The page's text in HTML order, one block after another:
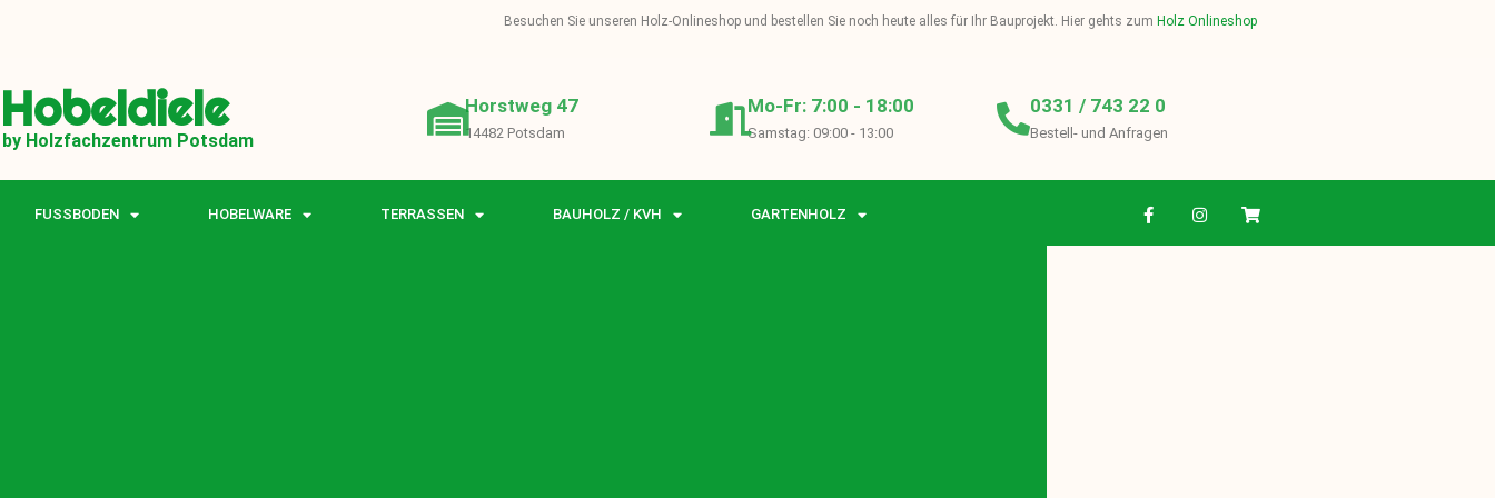
Besuchen Sie unseren Holz-Onlineshop und bestellen Sie noch heute alles für Ihr Bauprojekt. Hier gehts zum Holz Onlineshop
Hobeldiele
by Holzfachzentrum Potsdam
Horstweg 47
14482 Potsdam
Mo-Fr: 7:00 - 18:00
Samstag: 09:00 - 13:00
0331 / 743 22 0
Bestell- und Anfragen
FUSSBODEN HOBELWARE TERRASSEN BAUHOLZ / KVH GARTENHOLZ